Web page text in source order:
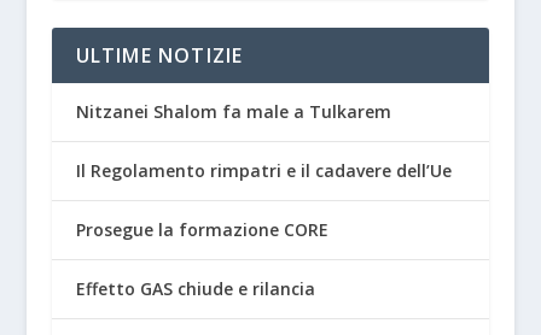
ULTIME NOTIZIE
Nitzanei Shalom fa male a Tulkarem
Il Regolamento rimpatri e il cadavere dell’Ue
Prosegue la formazione CORE
Effetto GAS chiude e rilancia